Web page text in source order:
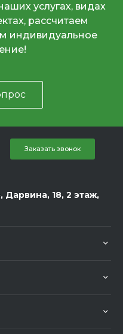
услугах, видах
рассчитаем
индивидуальное
Заказать звонок
Дарвина, 18, 2 этаж,